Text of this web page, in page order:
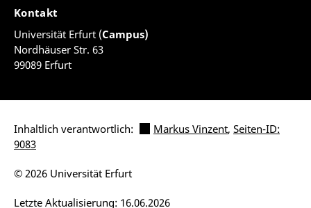
Kontakt
Universität Erfurt (Campus)
Nordhäuser Str. 63
99089 Erfurt
Inhaltlich verantwortlich: Markus Vinzent, Seiten-ID:
9083
Letzte Aktualisierung: 16.06.2026
© 2026 Universität Erfurt